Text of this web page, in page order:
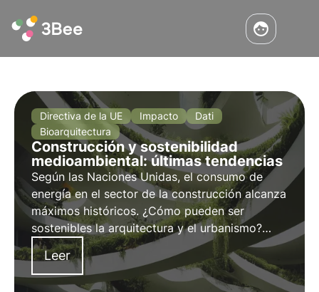
Directiva de la UE Impacto
Dati
Bioarquitectura
Construcción y sostenibilidad
medioambiental: últimas tendencias
Según las Naciones Unidas, el consumo de
energía en el sector de la construcción alcanza
máximos históricos. ¿Cómo pueden ser
sostenibles la arquitectura y el urbanismo?
Descúbralo en este artículo sobre las nuevas
directivas europeas y el papel de la
supervisión en el sector inmobiliario y de la
Leer